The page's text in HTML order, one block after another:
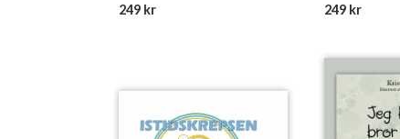
249 kr 249 kr